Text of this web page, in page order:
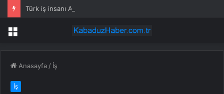
Menü
Anasayfa / İş
İş